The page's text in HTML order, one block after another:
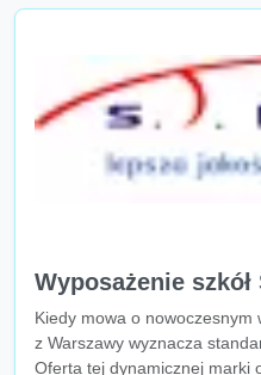
Wyposażenie szkół
Kiedy mowa o nowoczesnym
z Warszawy wyznacza
Oferta tej dynamicznej marki